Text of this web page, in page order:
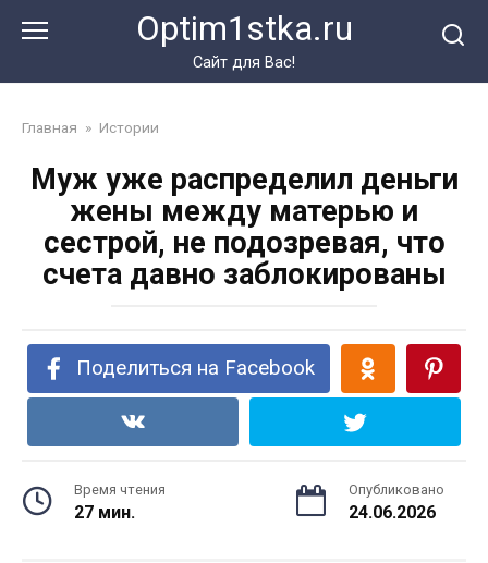
Optim1stka.ru
Сайт для Вас!
Главная » Истории
Муж уже распределил деньги
жены между матерью и
сестрой, не подозревая, что
счета давно заблокированы
Поделиться на Facebook
Время чтения
27 мин.
Опубликовано
24.06.2026